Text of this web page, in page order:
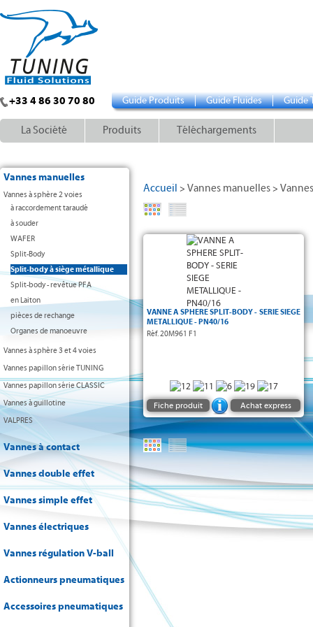
+33 4 86 30 70 80 Guide Produits Guide Fluides Guide
La Société Produits Téléchargements
Vannes manuelles
Vannes à sphère 2 voies
à raccordement taraudé
à souder
WAFER
Split-Body
Split-body à siège métallique
Split-body - revêtue PFA
en Laiton
pièces de rechange
Organes de manoeuvre
Vannes à sphère 3 et 4 voies
Vannes papillon série TUNING
Vannes papillon série CLASSIC
Vannes à guillotine
VALPRES
Vannes à contact
Vannes double effet
Vannes simple effet
Vannes électriques
Vannes régulation V-ball
Actionneurs pneumatiques
Accessoires pneumatiques
Accueil > Vannes manuelles >
VANNE A SPHERE SPLIT-BODY - SERIE SIEGE
METALLIQUE - PN40/16
Réf. 20M961 F1
Fiche produit Achat express